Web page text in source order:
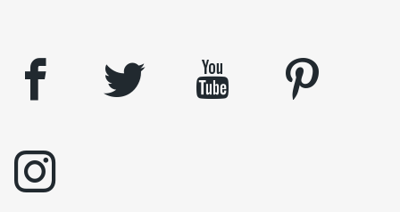
facebook twitter youtube
pinterest
instagram